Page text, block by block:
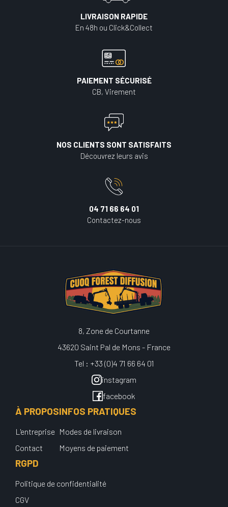
LIVRAISON RAPIDE
En 48h ou Click&Collect
PAIEMENT SÉCURISÉ
CB, Virement
NOS CLIENTS SONT SATISFAITS
Découvrez leurs avis
04 71 66 64 01
Contactez-nous
8, Zone de Courtanne
43620 Saint Pal de Mons - France
Tel : +33 (0)4 71 66 64 01
instagram
facebook
À PROPOS
L'entreprise
Contact
INFOS PRATIQUES
Modes de livraison
Moyens de paiement
RGPD
Politique de confidentialité
CGV